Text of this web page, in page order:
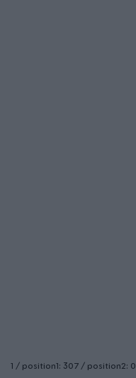
1 / position1: 307 / position2: 0